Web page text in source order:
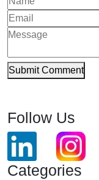
Submit Comment
Follow Us
Categories